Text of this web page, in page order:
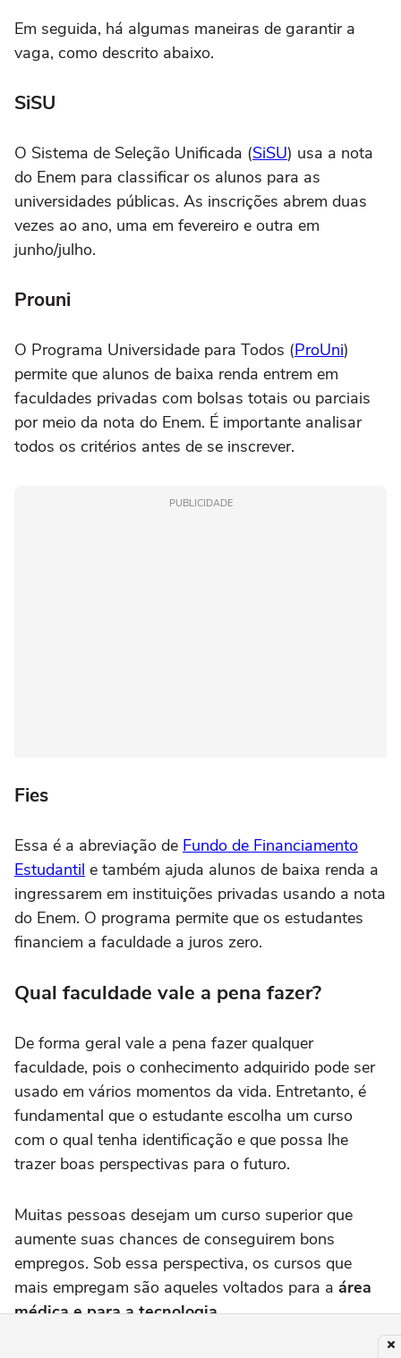
Em seguida, há algumas maneiras de garantir a
vaga, como descrito abaixo.
SiSU
O Sistema de Seleção Unificada (SiSU) usa a nota
do Enem para classificar os alunos para as
universidades públicas. As inscrições abrem duas
vezes ao ano, uma em fevereiro e outra em
junho/julho.
Prouni
O Programa Universidade para Todos (ProUni)
permite que alunos de baixa renda entrem em
faculdades privadas com bolsas totais ou parciais
por meio da nota do Enem. É importante analisar
todos os critérios antes de se inscrever.
PUBLICIDADE
Fies
Essa é a abreviação de Fundo de Financiamento
Estudantil e também ajuda alunos de baixa renda a
ingressarem em instituições privadas usando a nota
do Enem. O programa permite que os estudantes
financiem a faculdade a juros zero.
Qual faculdade vale a pena fazer?
De forma geral vale a pena fazer qualquer
faculdade, pois o conhecimento adquirido pode ser
usado em vários momentos da vida. Entretanto, é
fundamental que o estudante escolha um curso
com o qual tenha identificação e que possa lhe
trazer boas perspectivas para o futuro.
Muitas pessoas desejam um curso superior que
aumente suas chances de conseguirem bons
empregos. Sob essa perspectiva, os cursos que
mais empregam são aqueles voltados para a área
médica e para a tecnologia.